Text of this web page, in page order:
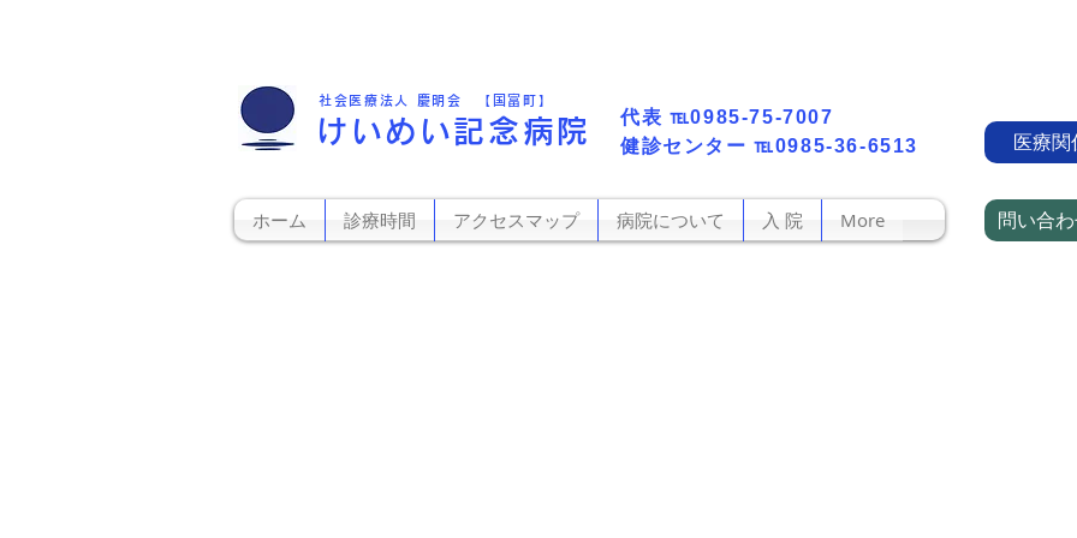
​健診センター℡0985-36-6513
社会医療法人 慶明会 【国富町】
けいめい記念病院 代表​ ℡0985-75-7007
医療関
ホーム 診療時間 アクセスマップ 病院について 入 院 More 問い合